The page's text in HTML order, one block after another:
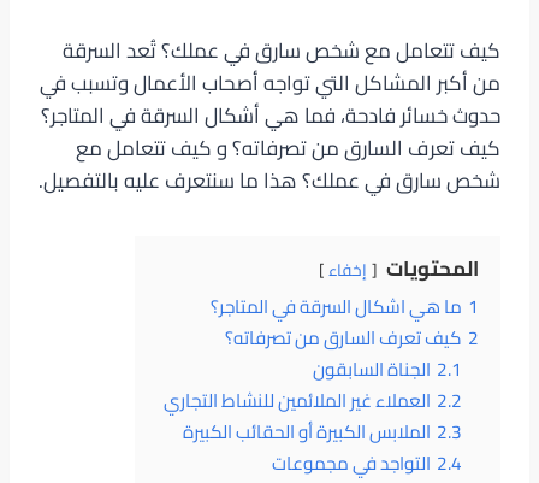
كيف تتعامل مع شخص سارق في عملك؟ تُعد السرقة
من أكبر المشاكل التي تواجه أصحاب الأعمال وتسبب في
حدوث خسائر فادحة، فما هي أشكال السرقة في المتاجر؟
كيف تعرف السارق من تصرفاته؟ و كيف تتعامل مع
شخص سارق في عملك؟ هذا ما سنتعرف عليه بالتفصيل.
المحتويات إخفاء
1 ما هي اشكال السرقة في المتاجر؟
2 كيف تعرف السارق من تصرفاته؟
2.1 الجناة السابقون
2.2 العملاء غير الملائمين للنشاط التجاري
2.3 الملابس الكبيرة أو الحقائب الكبيرة
2.4 التواجد في مجموعات